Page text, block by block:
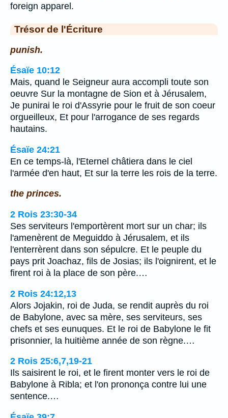
foreign apparel.
Trésor de l'Écriture
punish.
Ésaïe 10:12
Mais, quand le Seigneur aura accompli toute son
oeuvre Sur la montagne de Sion et à Jérusalem,
Je punirai le roi d'Assyrie pour le fruit de son coeur
orgueilleux, Et pour l'arrogance de ses regards
hautains.
Ésaïe 24:21
En ce temps-là, l'Eternel châtiera dans le ciel
l'armée d'en haut, Et sur la terre les rois de la terre.
the princes.
2 Rois 23:30-34
Ses serviteurs l'emportèrent mort sur un char; ils
l'amenèrent de Meguiddo à Jérusalem, et ils
l'enterrèrent dans son sépulcre. Et le peuple du
pays prit Joachaz, fils de Josias; ils l'oignirent, et le
firent roi à la place de son père.…
2 Rois 24:12,13
Alors Jojakin, roi de Juda, se rendit auprès du roi
de Babylone, avec sa mère, ses serviteurs, ses
chefs et ses eunuques. Et le roi de Babylone le fit
prisonnier, la huitième année de son règne.…
2 Rois 25:6,7,19-21
Ils saisirent le roi, et le firent monter vers le roi de
Babylone à Ribla; et l'on prononça contre lui une
sentence.…